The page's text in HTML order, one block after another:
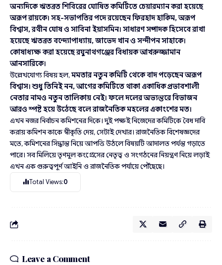
অন্যদিকে ঋতব্রত শিবিরের ঘোষিত কমিটিতে চেয়ারম্যান করা হয়েছে
অরূপ রায়কে। সহ-সভাপতির পদে রয়েছেন ফিরহাদ হাকিম, অরূপ
বিশ্বাস, রথীন ঘোষ ও সাবিনা ইয়াসমিন। সাধারণ সম্পাদক হিসেবে রাখা
হয়েছে ঋতব্রত বন্দ্যোপাধ্যায়, জাভেদ খান ও সন্দীপন সাহাকে।
কোষাধ্যক্ষ করা হয়েছে রঘুনাথগঞ্জের বিধায়ক আখরুজ্জামান
আনসারিকে।
উল্লেখযোগ্য বিষয় হল,মমতার নতুন কমিটি থেকে বাদ পড়েছেন অরূপ
বিশ্বাস। শুধু তিনিই নন, আগের কমিটিতে থাকা একাধিক প্রভাবশালী
নেতার নামও নতুন তালিকায় নেই। ফলে দলের অভ্যন্তরে বিভাজন
আরও স্পষ্ট হয়ে উঠেছে বলে রাজনৈতিক মহলের একাংশের মত।
এখন নজর নির্বাচন কমিশনের দিকে। দুই পক্ষই নিজেদের কমিটিকে বৈধ দাবি
করায় কমিশন কাকে স্বীকৃতি দেয়, সেটাই দেখার। রাজনৈতিক বিশেষজ্ঞদের
মতে, কমিশনের সিদ্ধান্ত নিয়ে আপত্তি উঠলে বিষয়টি আদালত পর্যন্ত গড়াতে
পারে। সব মিলিয়ে তৃণমূল কংগ্রেসের নেতৃত্ব ও সংগঠনের নিয়ন্ত্রণ নিয়ে লড়াই
এখন এক গুরুত্বপূর্ণ আইনি ও রাজনৈতিক পর্যায়ে পৌঁছেছে।
Total Views:0
Leave a Comment